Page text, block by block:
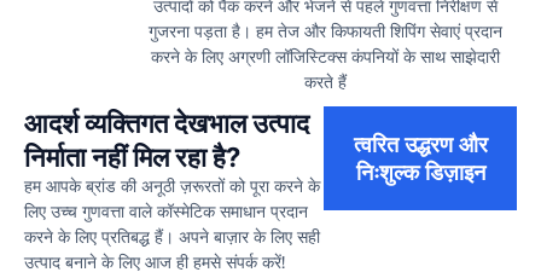
उत्पादों को पैक करने और भेजने से पहले गुणवत्ता निरीक्षण से
गुजरना पड़ता है। हम तेज और किफायती शिपिंग सेवाएं प्रदान
करने के लिए अग्रणी लॉजिस्टिक्स कंपनियों के साथ साझेदारी
करते हैं
आदर्श व्यक्तिगत देखभाल उत्पाद
निर्माता नहीं मिल रहा है?
हम आपके ब्रांड की अनूठी ज़रूरतों को पूरा करने के
लिए उच्च गुणवत्ता वाले कॉस्मेटिक समाधान प्रदान
करने के लिए प्रतिबद्ध हैं। अपने बाज़ार के लिए सही
उत्पाद बनाने के लिए आज ही हमसे संपर्क करें!
त्वरित उद्धरण और
निःशुल्क डिज़ाइन